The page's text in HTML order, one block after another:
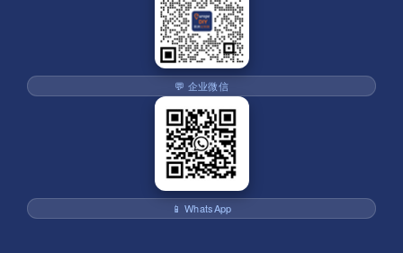
💬 企业微信
📱 WhatsApp